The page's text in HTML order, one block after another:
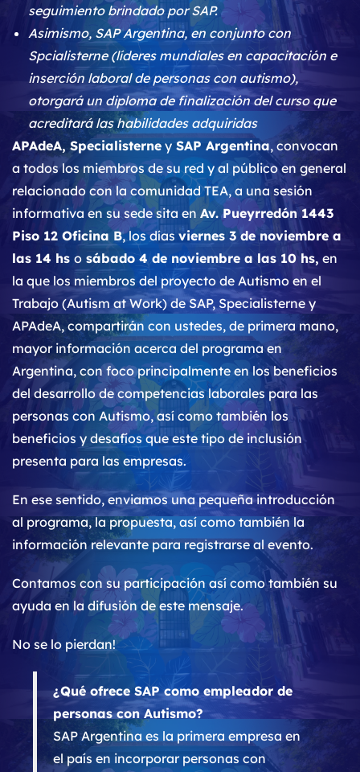
seguimiento brindado por SAP.
Asimismo, SAP Argentina, en conjunto con
Spcialisterne (líderes mundiales en capacitación e
inserción laboral de personas con autismo),
otorgará un diploma de finalización del curso que
acreditará las habilidades adquiridas
APAdeA, Specialisterne y SAP Argentina, convocan
a todos los miembros de su red y al público en general
relacionado con la comunidad TEA, a una sesión
informativa en su sede sita en Av. Pueyrredón 1443
Piso 12 Oficina B, los días viernes 3 de noviembre a
las 14 hs o sábado 4 de noviembre a las 10 hs, en
la que los miembros del proyecto de Autismo en el
Trabajo (Autism at Work) de SAP, Specialisterne y
APAdeA, compartirán con ustedes, de primera mano,
mayor información acerca del programa en
Argentina, con foco principalmente en los beneficios
del desarrollo de competencias laborales para las
personas con Autismo, así como también los
beneficios y desafíos que este tipo de inclusión
presenta para las empresas.
En ese sentido, enviamos una pequeña introducción
al programa, la propuesta, así como también la
información relevante para registrarse al evento.
Contamos con su participación así como también su
ayuda en la difusión de este mensaje.
No se lo pierdan!
¿Qué ofrece SAP como empleador de
personas con Autismo?
SAP Argentina es la primera empresa en
el país en incorporar personas con